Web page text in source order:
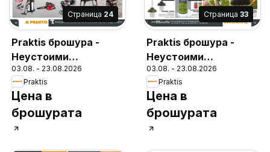
Cтраница 24
Praktis брошура -
Неустоими
предложения
03.08. - 23.08.2026
Praktis
Цена в
брошурата
Cтраница 33
Praktis брошура -
Неустоими
предложения
03.08. - 23.08.2026
Praktis
Цена в
брошурата